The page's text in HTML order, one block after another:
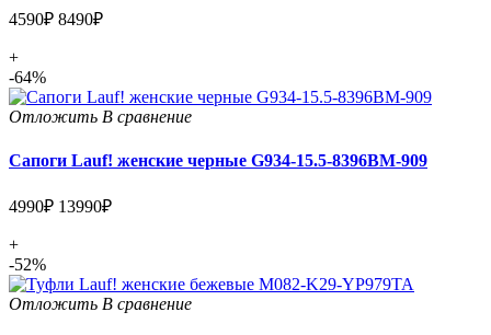
4590₽ 8490₽
+
-64%
Отложить В сравнение
Сапоги Lauf! женские черные G934-15.5-8396BM-909
4990₽ 13990₽
+
-52%
Отложить В сравнение